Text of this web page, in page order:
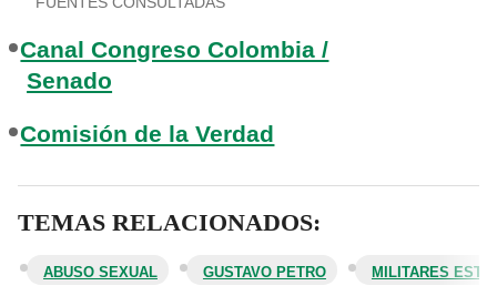
Canal Congreso Colombia /
Senado
Comisión de la Verdad
TEMAS RELACIONADOS:
ABUSO SEXUAL GUSTAVO PETRO MILITARES